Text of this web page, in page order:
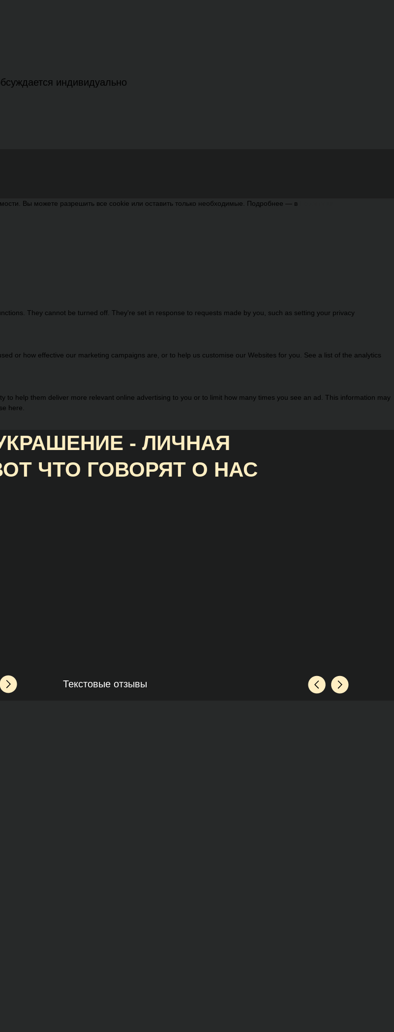
индивидуально
Вы можете разрешить все cookie или оставить только необходимые. Подробнее — в
They cannot be turned off. They're set in response to requests made by you, such as setting your privacy
or how effective our marketing campaigns are, or to help us customise our Websites for you. See a list of the analytics
help them deliver more relevant online advertising to you or to limit how many times you see an ad. This information may
here.
- ЛИЧНАЯ
ЧТО ГОВОРЯТ О НАС
Текстовые отзывы